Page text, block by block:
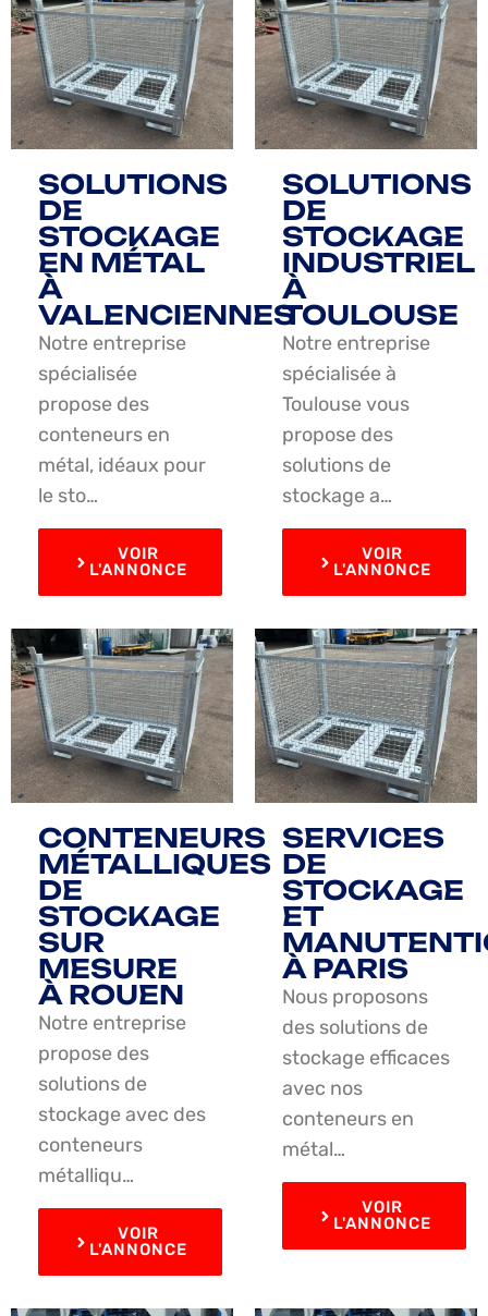
SOLUTIONS
DE
STOCKAGE
EN MÉTAL
À
VALENCIENNES
Notre entreprise
spécialisée
propose des
conteneurs en
métal, idéaux pour
le sto…
VOIR
L'ANNONCE
SOLUTIONS
DE
STOCKAGE
INDUSTRIEL
À
TOULOUSE
Notre entreprise
spécialisée à
Toulouse vous
propose des
solutions de
stockage a…
VOIR
L'ANNONCE
CONTENEURS
MÉTALLIQUES
DE
STOCKAGE
SUR
MESURE
À ROUEN
Notre entreprise
propose des
solutions de
stockage avec des
conteneurs
métalliqu…
VOIR
L'ANNONCE
SERVICES
DE
STOCKAGE
ET
À PARIS
Nous proposons
des solutions de
stockage efficaces
avec nos
conteneurs en
métal…
VOIR
L'ANNONCE